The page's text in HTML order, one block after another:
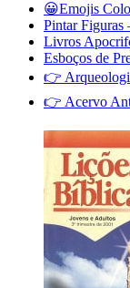
😀Emojis
Pintar Figuras
Livros
Esboços de
👉
👉 Acervo